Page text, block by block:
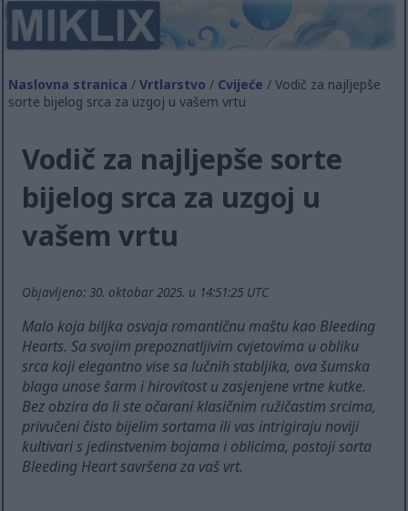
Naslovna stranica /Vrtlarstvo / Cvijeće / Vodič za najljepše
sorte bijelog srca za uzgoj u vašem vrtu
Vodič za najljepše sorte
bijelog srca za uzgoj u
vašem vrtu
Objavljeno: 30. oktobar 2025. u 14:51:25 UTC
Malo koja biljka osvaja romantičnu maštu kao Bleeding
Hearts. Sa svojim prepoznatljivim cvjetovima u obliku
srca koji elegantno vise sa lučnih stabljika, ova šumska
blaga unose šarm i hirovitost u zasjenjene vrtne kutke.
Bez obzira da li ste očarani klasičnim ružičastim srcima,
privučeni čisto bijelim sortama ili vas intrigiraju noviji
kultivari s jedinstvenim bojama i oblicima, postoji sorta
Bleeding Heart savršena za vaš vrt.